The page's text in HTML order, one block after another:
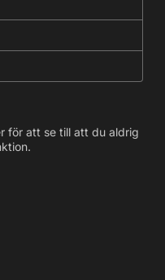
för att se till att du aldrig